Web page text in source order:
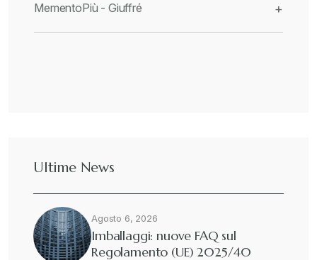
MementoPiù - Giuffré +
Ultime News
Agosto 6, 2026
Imballaggi: nuove FAQ sul
Regolamento (UE) 2025/40